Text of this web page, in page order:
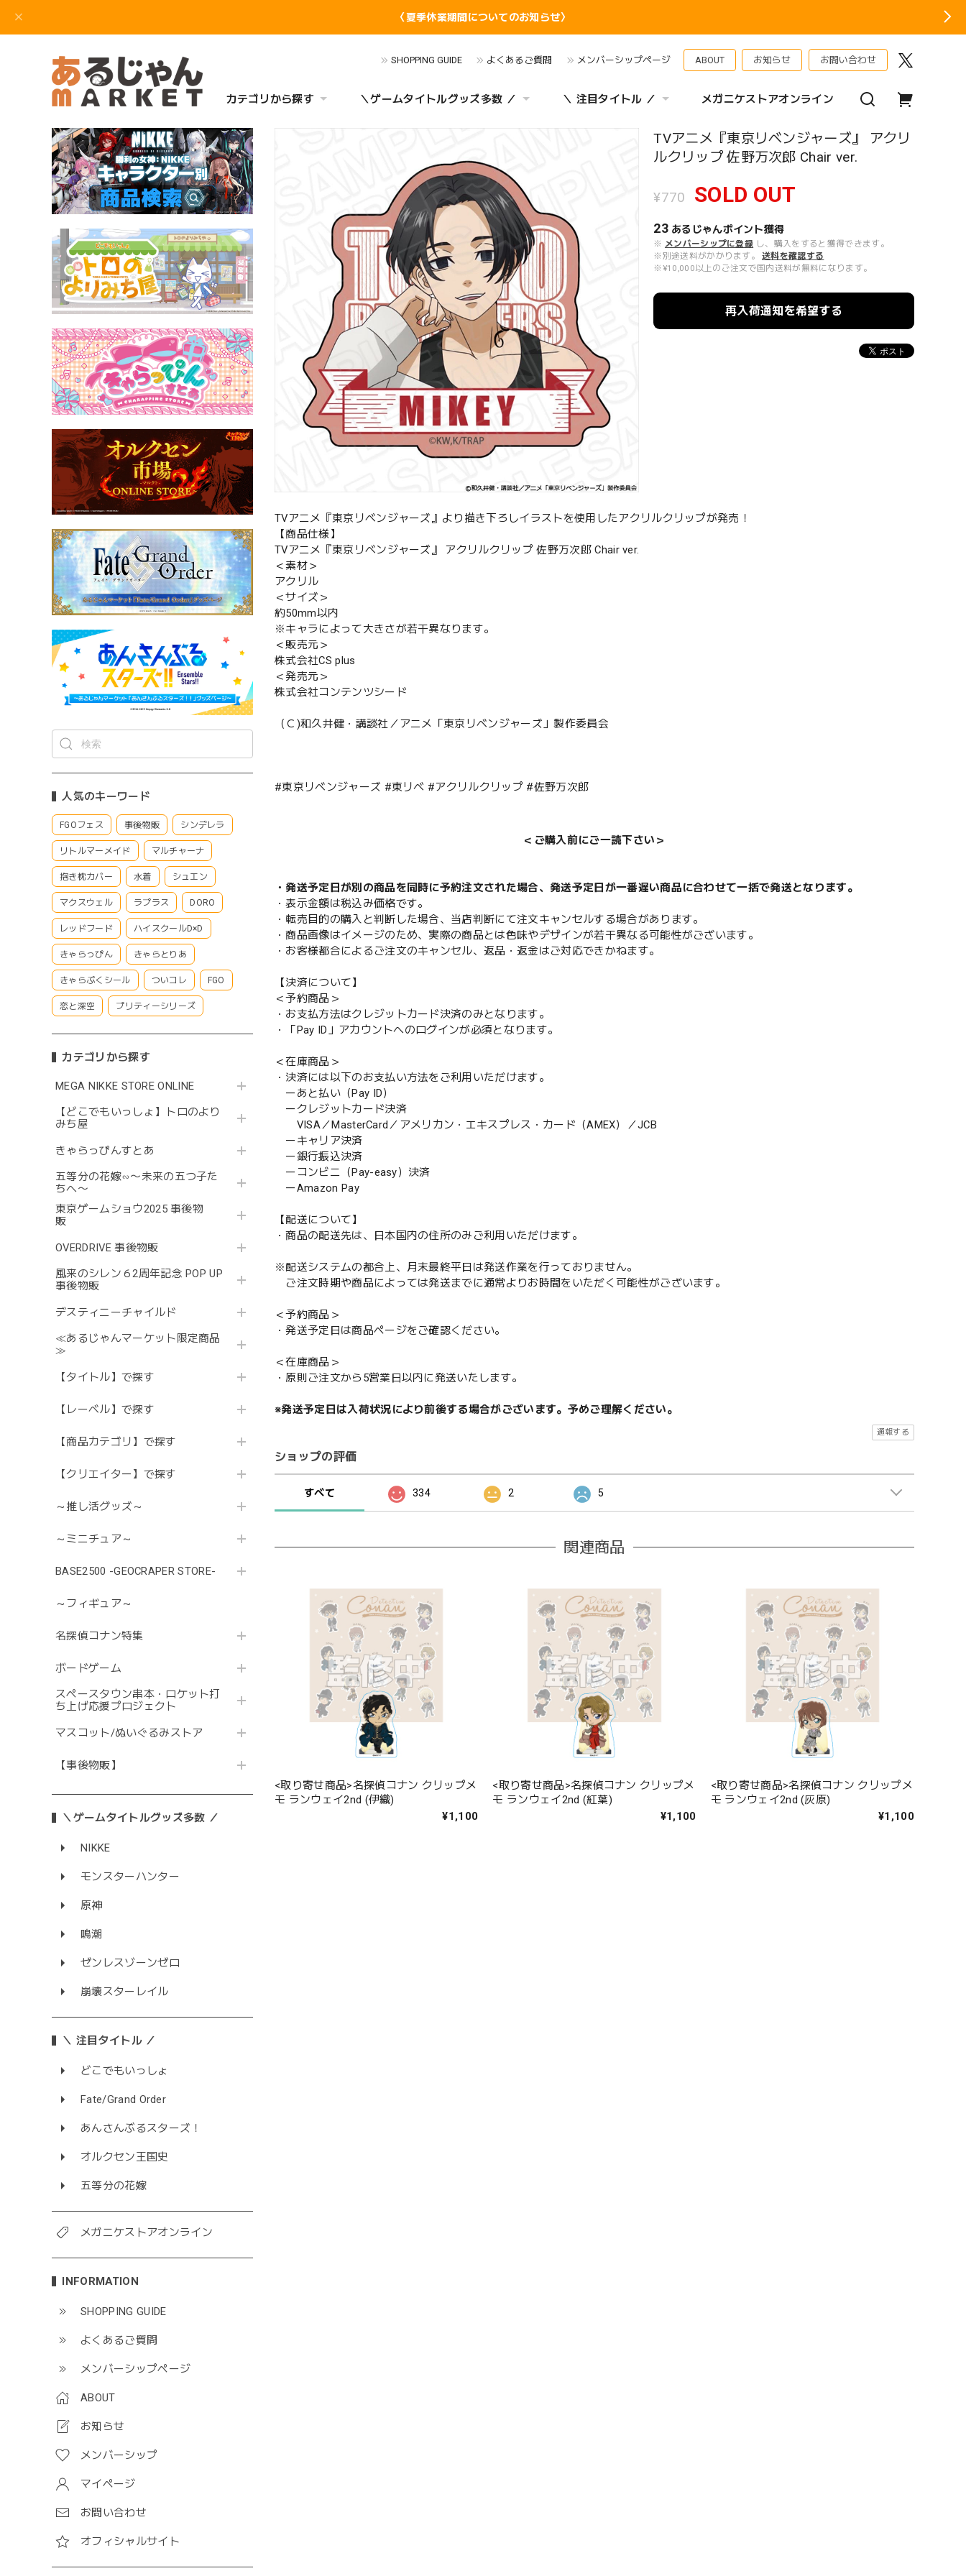
〈夏季休業期間についてのお知らせ〉
SHOPPING GUIDE よくあるご質問 メンバーシップページ ABOUT お知らせ お問い合わせ
カテゴリから探す ＼ゲームタイトルグッズ多数 ／ ＼ 注目タイトル ／ メガニケストアオンライン
人気のキーワード
FGOフェス 事後物販 シンデレラ
リトルマーメイド マルチャーナ
抱き枕カバー 水着 シュエン
マクスウェル ラプラス DORO
レッドフード ハイスクールD×D
きゃらっぴん きゃらとりあ
きゃらぷくシール ついコレ FGO
恋と深空 プリティーシリーズ
カテゴリから探す
MEGA NIKKE STORE ONLINE
【どこでもいっしょ】トロのより
みち屋
きゃらっぴんすとあ
五等分の花嫁∽〜未来の五つ子た
ちへ〜
東京ゲームショウ2025 事後物
販
OVERDRIVE 事後物販
風来のシレン６2周年記念 POP UP
事後物販
デスティニーチャイルド
≪あるじゃんマーケット限定商品
≫
【タイトル】で探す
【レーベル】で探す
【商品カテゴリ】で探す
【クリエイター】で探す
～推し活グッズ～
～ミニチュア～
BASE2500 -GEOCRAPER STORE-
～フィギュア～
名探偵コナン特集
ボードゲーム
スペースタウン串本・ロケット打
ち上げ応援プロジェクト
マスコット/ぬいぐるみストア
【事後物販】
＼ゲームタイトルグッズ多数 ／
NIKKE
モンスターハンター
原神
鳴潮
ゼンレスゾーンゼロ
崩壊スターレイル
＼ 注目タイトル ／
どこでもいっしょ
Fate/Grand Order
あんさんぶるスターズ！
オルクセン王国史
五等分の花嫁
メガニケストアオンライン
INFORMATION
SHOPPING GUIDE
よくあるご質問
メンバーシップページ
ABOUT
お知らせ
メンバーシップ
マイページ
お問い合わせ
オフィシャルサイト
TVアニメ『東京リベンジャーズ』 アクリ
ルクリップ 佐野万次郎 Chair ver.
¥770 SOLD OUT
23 あるじゃんポイント獲得
※ メンバーシップに登録 し、購入をすると獲得できます。
※別途送料がかかります。
送料を確認する
※¥10,000以上のご注文で国内送料が無料になります。
再入荷通知を希望する
TVアニメ『東京リベンジャーズ』より描き下ろしイラストを使用したアクリルクリップが発売！
【商品仕様】
TVアニメ『東京リベンジャーズ』 アクリルクリップ 佐野万次郎 Chair ver.
＜素材＞
アクリル
＜サイズ＞
約50mm以内
※キャラによって大きさが若干異なります。
＜販売元＞
株式会社CS plus
＜発売元＞
株式会社コンテンツシード
（Ｃ)和久井健・講談社／アニメ「東京リベンジャーズ」製作委員会
#東京リベンジャーズ #東リべ #アクリルクリップ #佐野万次郎
＜ご購入前にご一読下さい＞
・発送予定日が別の商品を同時に予約注文された場合、発送予定日が一番遅い商品に合わせて一括で発送となります。
・表示金額は税込み価格です。
・転売目的の購入と判断した場合、当店判断にて注文キャンセルする場合があります。
・商品画像はイメージのため、実際の商品とは色味やデザインが若干異なる可能性がございます。
・お客様都合によるご注文のキャンセル、返品・返金はご対応できかねます。
【決済について】
＜予約商品＞
・お支払方法はクレジットカード決済のみとなります。
・「Pay ID」アカウントへのログインが必須となります。
＜在庫商品＞
・決済には以下のお支払い方法をご利用いただけます。
ーあと払い（Pay ID）
ークレジットカード決済
VISA／MasterCard／アメリカン・エキスプレス・カード（AMEX）／JCB
ーキャリア決済
ー銀行振込決済
ーコンビニ（Pay-easy）決済
ーAmazon Pay
【配送について】
・商品の配送先は、日本国内の住所のみご利用いただけます。
※配送システムの都合上、月末最終平日は発送作業を行っておりません。
ご注文時期や商品によっては発送までに通常よりお時間をいただく可能性がございます。
＜予約商品＞
・発送予定日は商品ページをご確認ください。
＜在庫商品＞
・原則ご注文から5営業日以内に発送いたします。
※発送予定日は入荷状況により前後する場合がございます。予めご理解ください。
通報する
ショップの評価
すべて 334 2 5
関連商品
<取り寄せ商品>名探偵コナン クリップメ
モ ランウェイ2nd (伊織)
¥1,100
<取り寄せ商品>名探偵コナン クリップメ
モ ランウェイ2nd (紅葉)
¥1,100
<取り寄せ商品>名探偵コナン クリップメ
モ ランウェイ2nd (灰原)
¥1,100